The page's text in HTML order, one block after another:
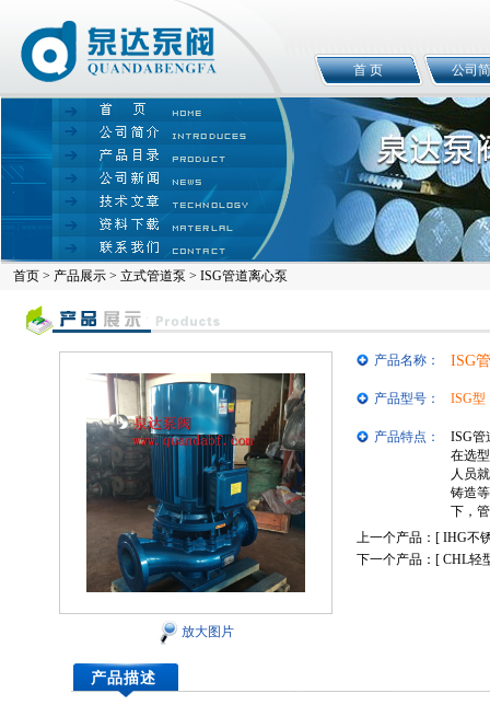
首 页 公司
首页 > 产品展示 > 立式管道泵 > ISG管道离心泵
放大图片
产品名称： ISG
产品型号： ISG型
产品特点：
ISG管
在选
人员
铸造
下，
上一个产品：[ IHG不
下一个产品：[ CHL轻
产品描述